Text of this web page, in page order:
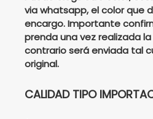
via whatsapp, el color que
encargo. Importante
prenda una vez realizada
contrario será enviada tal
original.
CALIDAD TIPO